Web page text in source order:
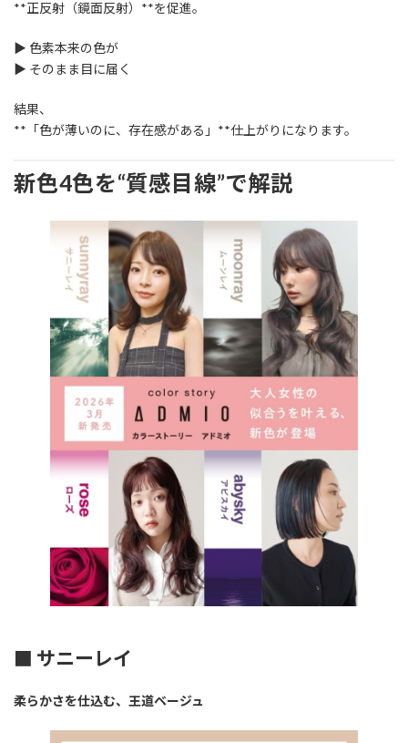
**正反射（鏡面反射）**を促進。
▶ 色素本来の色が
▶ そのまま目に届く
結果、
**「色が薄いのに、存在感がある」**仕上がりになります。
新色4色を“質感目線”で解説
■ サニーレイ
柔らかさを仕込む、王道ベージュ